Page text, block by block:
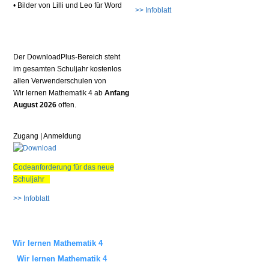
• Bilder von Lilli und Leo für Word
>> Infoblatt
Der DownloadPlus-Bereich steht
im gesamten Schuljahr kostenlos
allen Verwenderschulen von
Wir lernen Mathematik 4 ab Anfang
August 2026 offen.
Zugang | Anmeldung
Codeanforderung für das neue
Schuljahr
>> Infoblatt
Wir lernen Mathematik 4
Wir lernen Mathematik 4